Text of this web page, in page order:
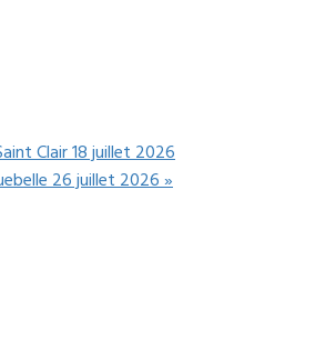
Clair 18 juillet 2026
26 juillet 2026»